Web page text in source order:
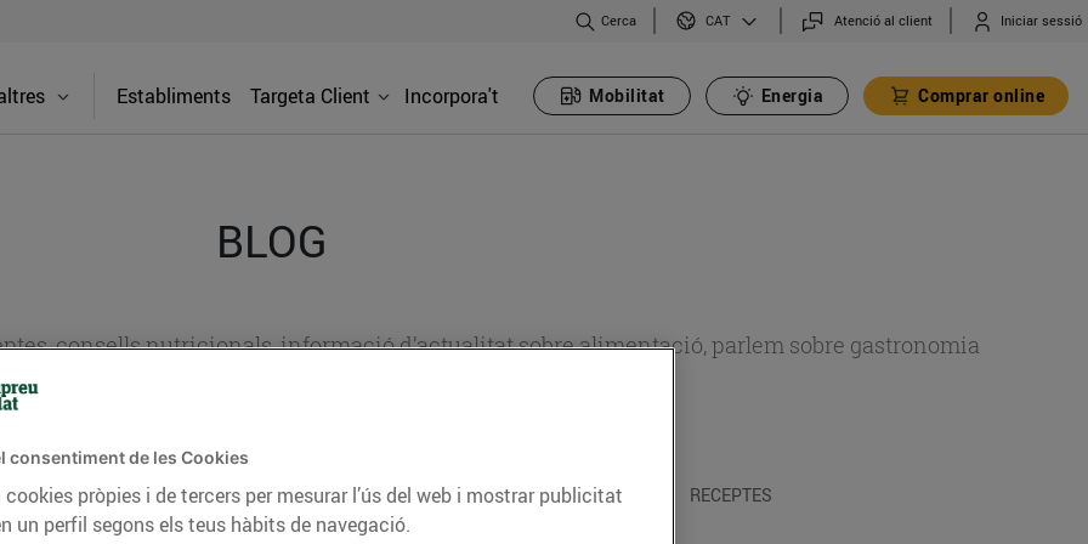
Cerca CAT Atenció al client Iniciar sessió
Establiments Targeta Client Incorpora't Mobilitat Energia Comprar online
BLOG
consells nutricionals, informació d’actualitat sobre alimentació, parlem sobre gastronomia
CONSELLS I HÀBITS SALUDABLES ENERGIA GASTRONOMIA I TRADICIONS RECEPTES
consentiment de les Cookies
pròpies i de tercers per mesurar l’ús del web i mostrar publicitat
un perfil segons els teus hàbits de navegació.